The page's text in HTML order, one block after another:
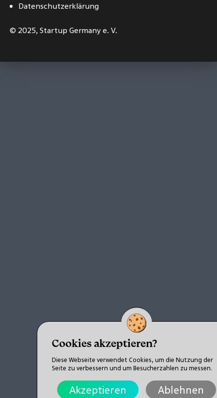
Datenschutzerklärung
© 2025,Startup Germany e. V.
Cookies akzeptieren?
Diese Webseite verwendet Cookies, um die Nutzung der
Seite zu verbessern und um Besucherzahlen zu messen.
Akzeptieren Ablehnen